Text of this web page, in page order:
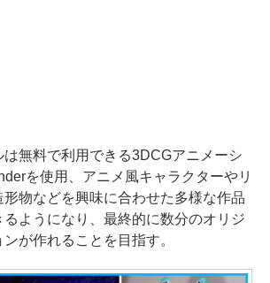
無料で利用できる3DCGアニメーシ
を使用、アニメ風キャラクターやリ
物などを興味に合わせた多様な作品
るようになり、最終的に数分のオリジ
が作れることを目指す。